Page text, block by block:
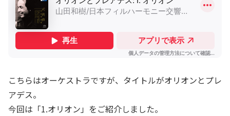
こちらはオーケストラですが、タイトルがオリオンとプレ
アデス。
今回は「1.オリオン」をご紹介しました。